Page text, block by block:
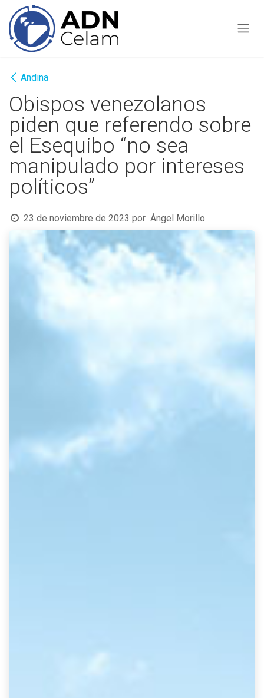
Ir al contenido
Andina
Obispos venezolanos
piden que referendo sobre
el Esequibo “no sea
manipulado por intereses
políticos”
23 de noviembre de 2023 por Ángel Morillo